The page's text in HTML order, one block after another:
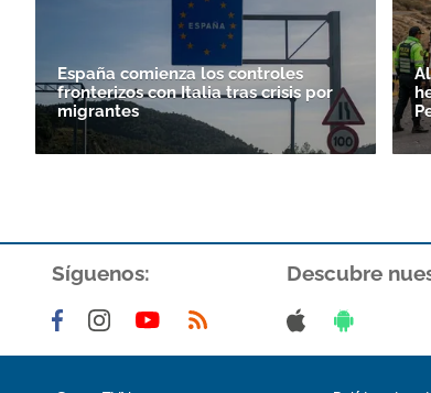
España comienza los controles
fronterizos con Italia tras crisis por
migrantes
Síguenos: Descubre